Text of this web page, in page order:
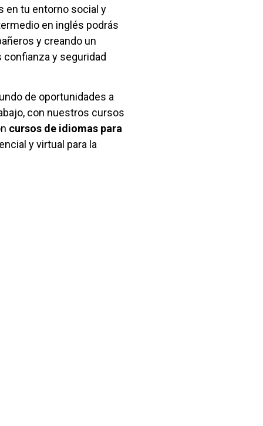
en tu entorno social y
en inglés podrás
y creando un
confianza y seguridad
de oportunidades a
con nuestros cursos
cursos de idiomas para
y virtual para la